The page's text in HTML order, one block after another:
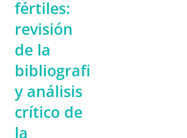
fértiles:
revisión
de la
bibliografía
y análisis
crítico de
la